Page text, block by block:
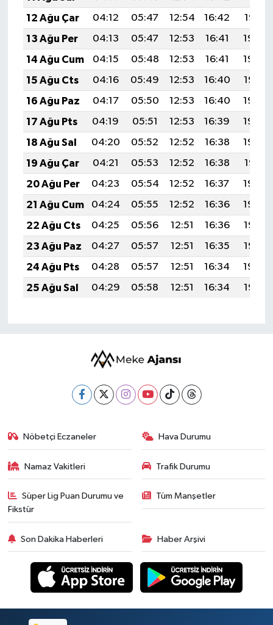
12 Ağu Çar
04:12 05:47 12:54 16:42
19:51
13 Ağu Per
04:13 05:47 12:53 16:41
19:49
14 Ağu Cum
04:15 05:48 12:53 16:41
19:48
15 Ağu Cts
04:16 05:49 12:53 16:40
19:47
16 Ağu Paz
04:17 05:50 12:53 16:40
19:45
17 Ağu Pts
04:19 05:51 12:53 16:39
19:44
18 Ağu Sal
04:20 05:52 12:52 16:38
19:43
19 Ağu Çar
04:21 05:53 12:52 16:38
19:41
20 Ağu Per
04:23 05:54 12:52 16:37
19:40
21 Ağu Cum
04:24 05:55 12:52 16:36
19:39
22 Ağu Cts
04:25 05:56 12:51 16:36
19:37
23 Ağu Paz
04:27 05:57 12:51 16:35
19:36
24 Ağu Pts
04:28 05:57 12:51 16:34
19:34
25 Ağu Sal
04:29 05:58 12:51 16:34 19:33
Nöbetçi Eczaneler Hava Durumu
Namaz Vakitleri Trafik Durumu
Süper Lig Puan Durumu ve
Fikstür
Tüm Manşetler
Son Dakika Haberleri Haber Arşivi